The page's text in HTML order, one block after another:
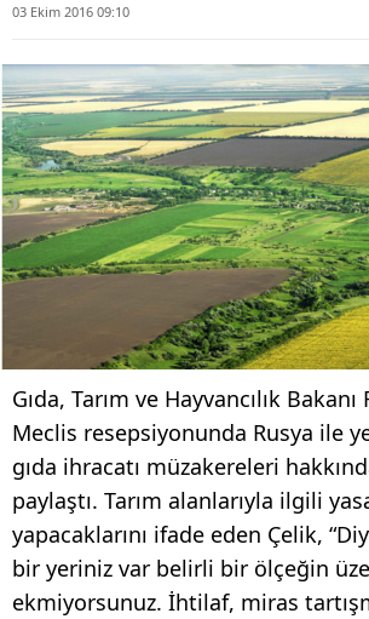
03 Ekim 2016 09:10
Gıda, Tarım ve Hayvancılık
Meclis resepsiyonunda Rusya ile
gıda ihracatı müzakereleri
paylaştı. Tarım alanlarıyla ilgili
yapacaklarını ifade eden Çelik,
bir yeriniz var belirli bir ölçeğin
ekmiyorsunuz. İhtilaf, miras